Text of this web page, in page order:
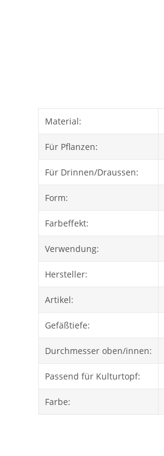
Material:
Für Pflanzen:
Für Drinnen/Draussen:
Form:
Farbeffekt:
Verwendung:
Hersteller:
Artikel:
Gefäßtiefe:
Durchmesser oben/innen:
Passend für Kulturtopf:
Farbe: